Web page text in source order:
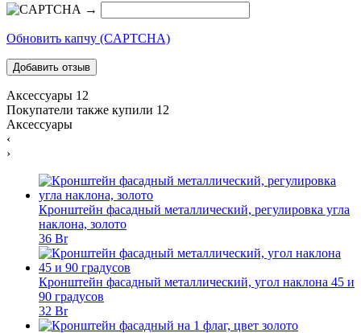
→
Обновить капчу (CAPTCHA)
Аксессуары 12
Покупатели также купили 12
Аксессуары
‹
›
Кронштейн фасадный металлический, регулировка угла
наклона, золото
36 Br
Кронштейн фасадный металлический, угол наклона 45 и
90 градусов
32 Br